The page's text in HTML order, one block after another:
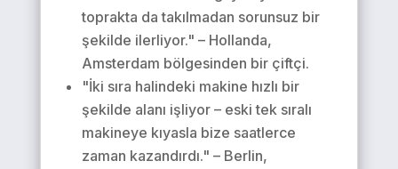
toprakta da takılmadan sorunsuz bir
şekilde ilerliyor." – Hollanda,
Amsterdam bölgesinden bir çiftçi.
"İki sıra halindeki makine hızlı bir
şekilde alanı işliyor – eski tek sıralı
makineye kıyasla bize saatlerce
zaman kazandırdı." – Berlin,